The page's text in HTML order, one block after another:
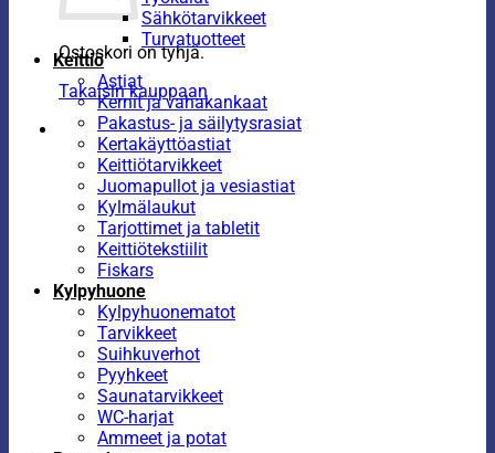
Ostoskori on tyhjä.
Takaisin kauppaan
Sähkötarvikkeet
Turvatuotteet
Keittiö
Astiat
Kernit ja vahakankaat
Pakastus- ja säilytysrasiat
Kertakäyttöastiat
Keittiötarvikkeet
Juomapullot ja vesiastiat
Kylmälaukut
Tarjottimet ja tabletit
Keittiötekstiilit
Fiskars
Kylpyhuone
Kylpyhuonematot
Tarvikkeet
Suihkuverhot
Pyyhkeet
Saunatarvikkeet
WC-harjat
Ammeet ja potat